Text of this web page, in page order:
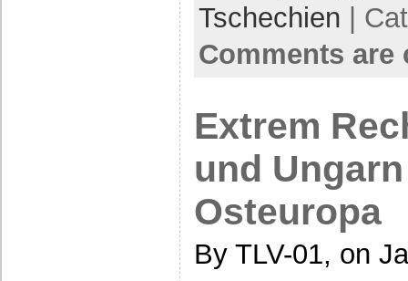
Tschechien |
Comments are
Extrem
und
Osteuropa
By TLV-01, on